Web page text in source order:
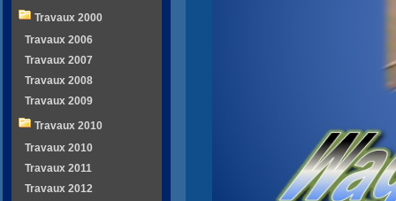
Travaux 2000
Travaux 2006
Travaux 2007
Travaux 2008
Travaux 2009
Travaux 2010
Travaux 2010
Travaux 2011
Travaux 2012